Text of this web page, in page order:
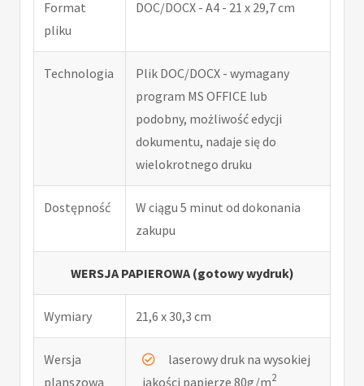
Format
pliku
DOC/DOCX - A4 - 21 x 29,7 cm
Technologia
Plik DOC/DOCX - wymagany
program MS OFFICE lub
podobny, możliwość edycji
dokumentu, nadaje się do
wielokrotnego druku
Dostępność
W ciągu 5 minut od dokonania
zakupu
WERSJA PAPIEROWA (gotowy wydruk)
Wymiary 21,6 x 30,3 cm
Wersja
planszowa
laserowy druk na wysokiej
jakości papierze 80g/m2